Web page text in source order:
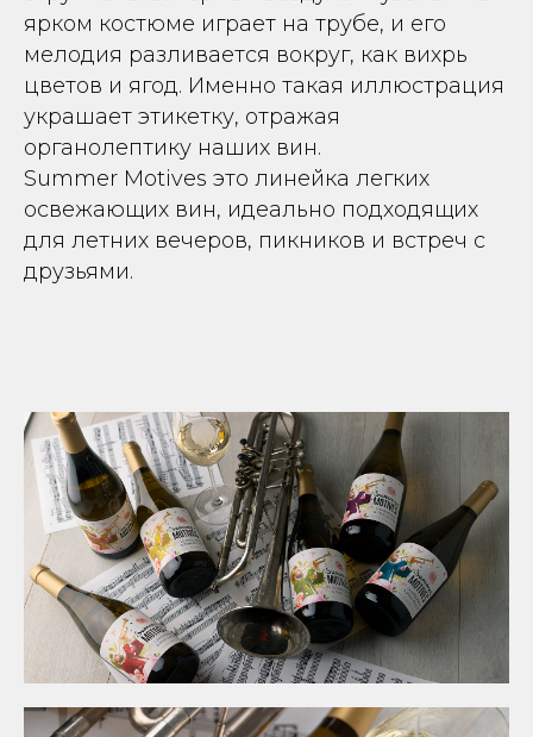
ярком костюме играет на трубе, и его
мелодия разливается вокруг, как вихрь
цветов и ягод. Именно такая иллюстрация
украшает этикетку, отражая
органолептику наших вин.
Summer Motives это линейка легких
освежающих вин, идеально подходящих
для летних вечеров, пикников и встреч с
друзьями.